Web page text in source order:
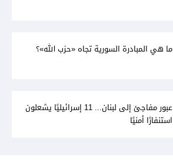
ما هي المبادرة السورية تجاه «حزب الله»؟
عبور مفاجئ إلى لبنان... 11 إسرائيليًا يشعلون
استنفارًا أمنيًا